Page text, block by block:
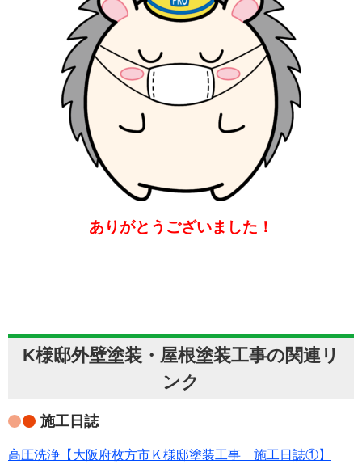
ありがとうございました！
K様邸外壁塗装・屋根塗装工事の関連リ
ンク
施工日誌
高圧洗浄【大阪府枚方市Ｋ様邸塗装工事 施工日誌①】